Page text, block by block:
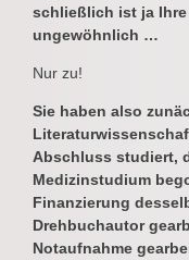
schließlich ist ja
ungewöhnlich …
Nur zu!
Sie haben also
Abschluss studiert,
Medizinstudium
Finanzierung
Drehbuchautor
Notaufnahme